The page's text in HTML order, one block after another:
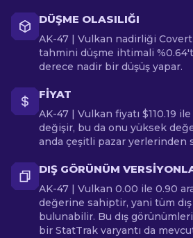
DÜŞME OLASILIĞI
AK-47 | Vulkan nadirliği
tahmini düşme ihtimali
derece nadir bir düşüş yapar.
FIYAT
AK-47 | Vulkan fiyatı $110.19 ile
değişir, bu da onu yüksek
anda çeşitli pazar yerlerinden
DIŞ GÖRÜNÜM
AK-47 | Vulkan 0.00 ile 0.90
değerine sahiptir, yani tüm
bulunabilir. Bu dış
bir StatTrak varyantı da